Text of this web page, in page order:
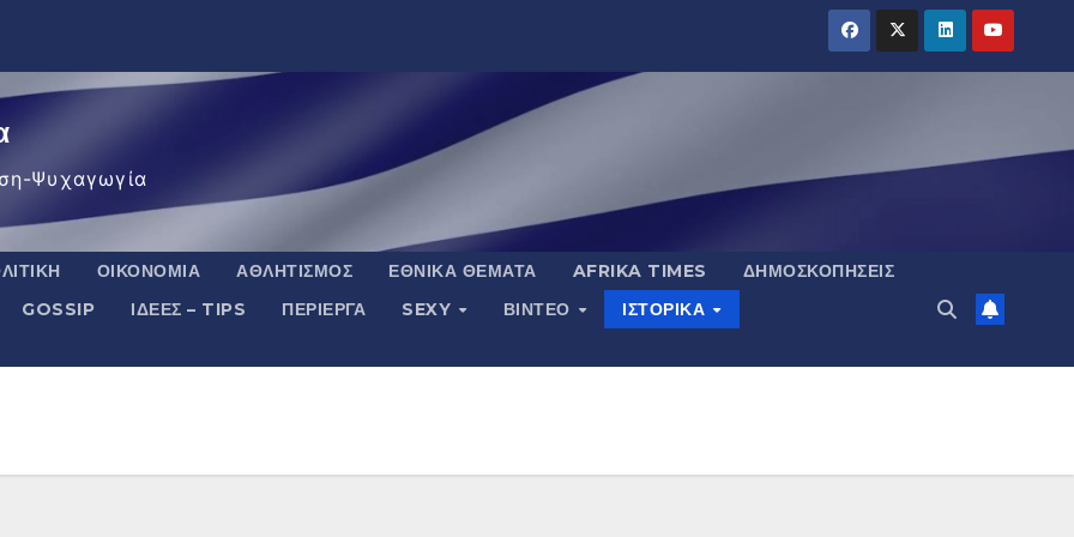
Ψυχαγωγία
ΟΙΚΟΝΟΜΊΑ ΑΘΛΗΤΙΣΜΌΣ ΕΘΝΙΚΆ ΘΈΜΑΤΑ AFRIKA TIMES
ΔΗΜΟΣΚΟΠΉΣΕΙΣ
GOSSIP ΙΔΈΕΣ – TIPS ΠΕΡΊΕΡΓΑ SEXY ΒΙΝΤΕΟ
ΙΣΤΟΡΙΚΆ